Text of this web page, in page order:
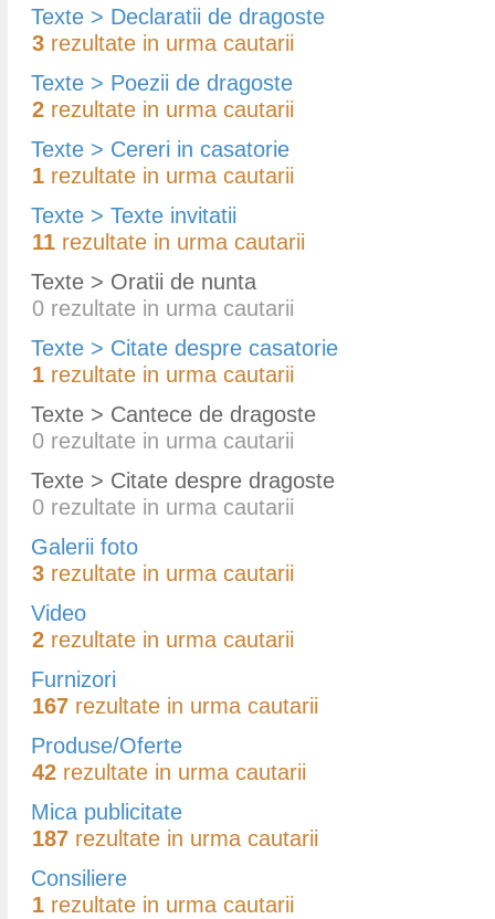
Texte > Declaratii de dragoste
3 rezultate in urma cautarii
Texte > Poezii de dragoste
2 rezultate in urma cautarii
Texte > Cereri in casatorie
1 rezultate in urma cautarii
Texte > Texte invitatii
11 rezultate in urma cautarii
Texte > Oratii de nunta
0 rezultate in urma cautarii
Texte > Citate despre casatorie
1 rezultate in urma cautarii
Texte > Cantece de dragoste
0 rezultate in urma cautarii
Texte > Citate despre dragoste
0 rezultate in urma cautarii
Galerii foto
3 rezultate in urma cautarii
Video
2 rezultate in urma cautarii
Furnizori
167 rezultate in urma cautarii
Produse/Oferte
42 rezultate in urma cautarii
Mica publicitate
187 rezultate in urma cautarii
Consiliere
1 rezultate in urma cautarii